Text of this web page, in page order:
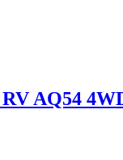
AQ54